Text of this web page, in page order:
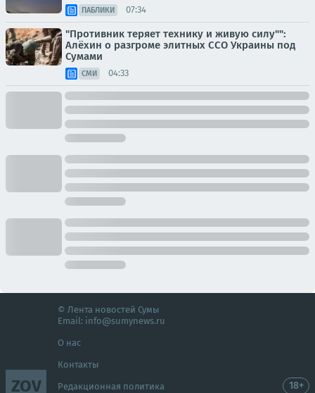
ПАБЛИКИ 07:34
"Противник теряет технику и живую силу"":
Алёхин о разгроме элитных ССО Украины под
Сумами
СМИ 04:33
ZOV
© Лента новостей Сумы
Email: info@sumynews.ru
О нас
Контакты
Редакционная политика 18+